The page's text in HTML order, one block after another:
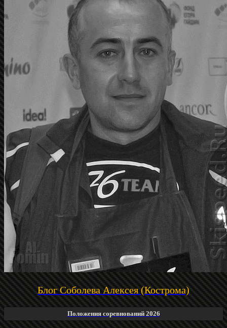
Блог Соболева Алексея (Кострома)
Положения соревнований 2026